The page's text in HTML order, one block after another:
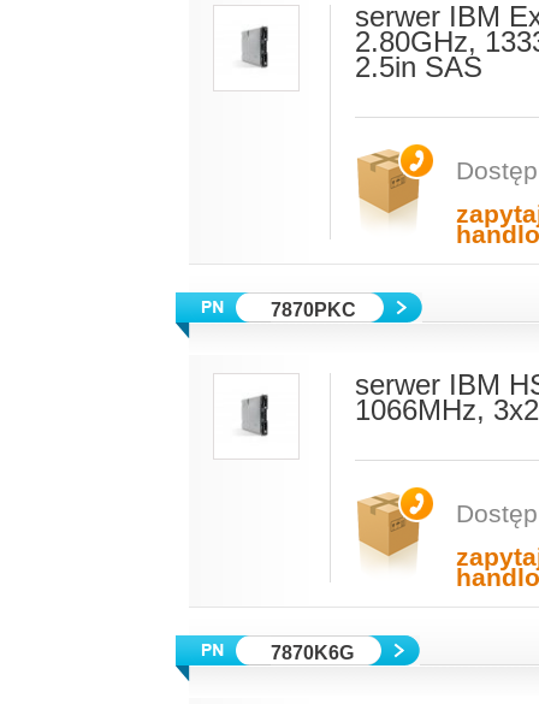
serwer IBM
2.80GHz,
2.5in SAS
7870PKC
serwer IBM
1066MHz,
7870K6G